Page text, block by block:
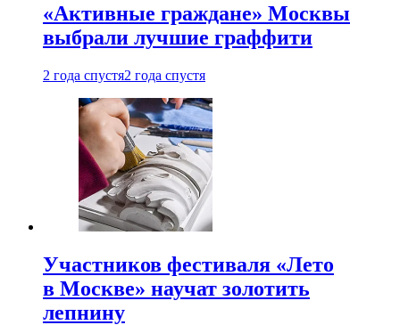
«Активные граждане» Москвы
выбрали лучшие граффити
2 года спустя2 года спустя
Участников фестиваля «Лето
в Москве» научат золотить
лепнину